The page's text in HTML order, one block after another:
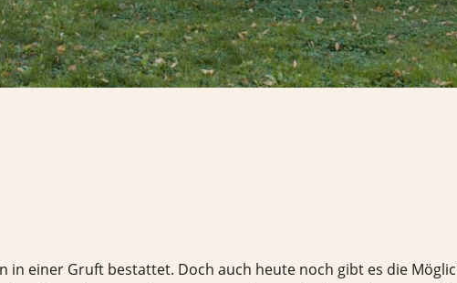
einer Gruft bestattet. Doch auch heute noch gibt es die